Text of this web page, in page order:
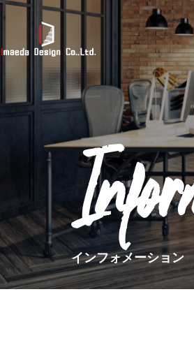
インフォメーション